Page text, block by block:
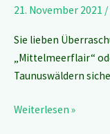
21. November 2021 /
Sie lieben
„Mittelmeerflair“
Taunuswäldern
Weiterlesen »